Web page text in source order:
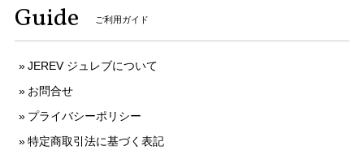
Guide ご利用ガイド
JEREV ジュレブについて
お問合せ
プライバシーポリシー
特定商取引法に基づく表記